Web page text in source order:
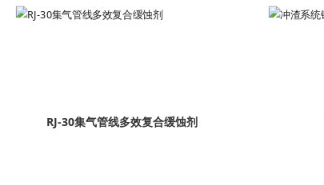
RJ-30集气管线多效复合缓蚀剂